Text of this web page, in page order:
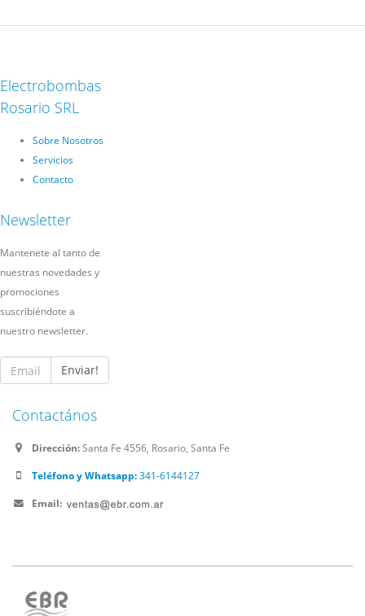
Electrobombas
Rosario SRL
Sobre Nosotros
Servicios
Contacto
Newsletter
Mantenete al tanto de
nuestras novedades y
promociones
suscribiéndote a
nuestro newsletter.
Enviar!
Contactános
Dirección:Santa Fe 4556, Rosario, Santa Fe
Teléfono y Whatsapp:341-6144127
Email: